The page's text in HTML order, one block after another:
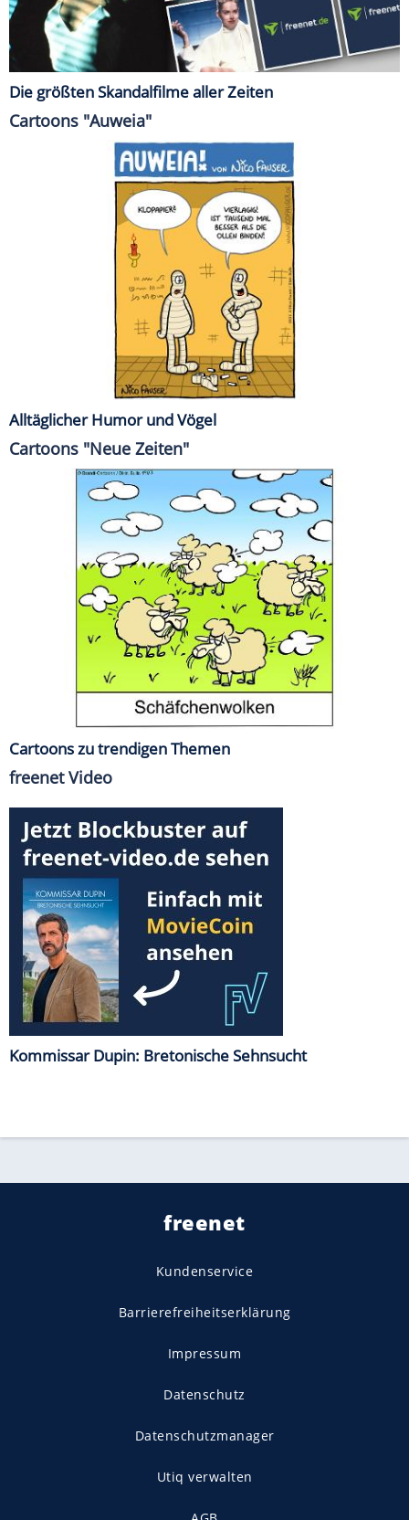
Die größten Skandalfilme aller Zeiten
Cartoons "Auweia"
Alltäglicher Humor und Vögel
Cartoons "Neue Zeiten"
Cartoons zu trendigen Themen
freenet Video
Kommissar Dupin: Bretonische Sehnsucht
freenet
Kundenservice
Barrierefreiheitserklärung
Impressum
Datenschutz
Datenschutzmanager
Utiq verwalten